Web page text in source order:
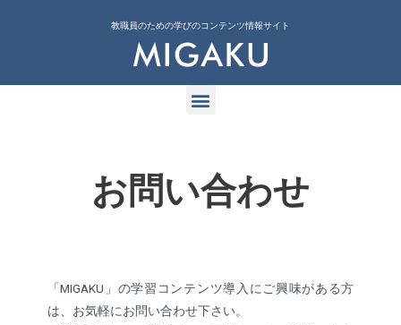
教職員のための学びのコンテンツ情報サイト
お問い合わせ
「MIGAKU」の学習コンテンツ導入にご興味がある方
は、お気軽にお問い合わせ下さい。